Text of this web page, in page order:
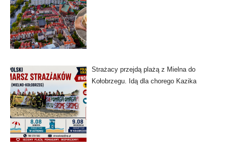
Strażacy przejdą plażą z Mielna do
Kołobrzegu. Idą dla chorego Kazika